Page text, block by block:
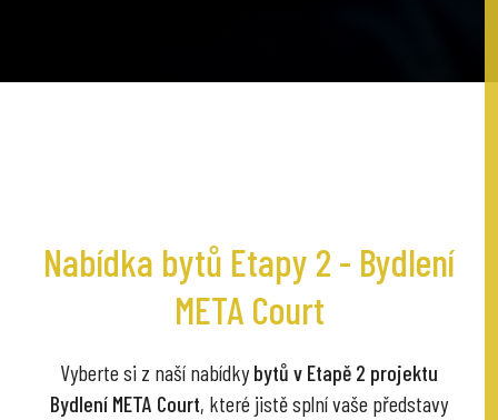
Nabídka bytů Etapy 2 - Bydlení
META Court
Vyberte si z naší nabídky bytů v Etapě 2 projektu
Bydlení META Court, které jistě splní vaše představy